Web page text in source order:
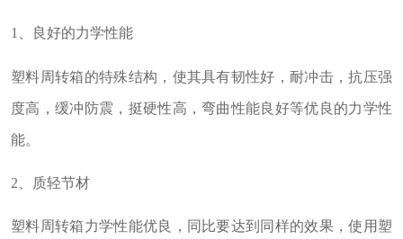
1 、良好的力学性能
塑料周转箱的特殊结构，使其具有韧性好，耐冲击，抗压强
度高，缓冲防震，挺硬性高，弯曲性能良好等优良的力学性
能。
2 、质轻节材
塑料周转箱力学性能优良，同比要达到同样的效果，使用塑